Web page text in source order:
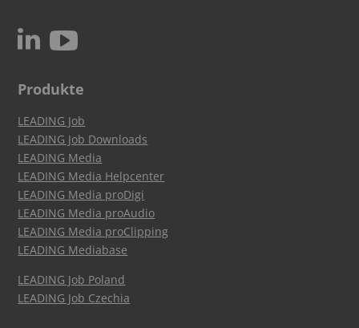
N c
Produkte
LEADING Job
LEADING Job Downloads
LEADING Media
LEADING Media Helpcenter
LEADING Media proDigi
LEADING Media proAudio
LEADING Media proClipping
LEADING Mediabase
LEADING Job Poland
LEADING Job Czechia